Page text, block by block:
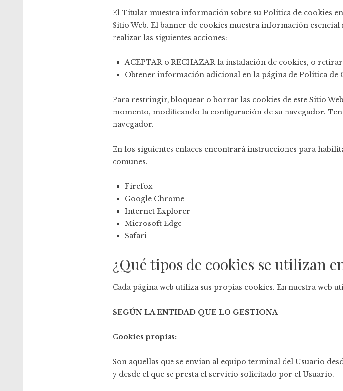
El Titular muestra información sobre su Política de cookies
Sitio Web. El banner de cookies muestra información
realizar las siguientes acciones:
ACEPTAR o RECHAZAR la instalación de cookies, o
Obtener información adicional en la página dePolítica de
Para restringir, bloquear o borrar las cookies de este Sitio
momento, modificando la configuración de su navegador.
navegador.
En los siguientes enlaces encontrará instrucciones para
comunes.
Firefox
Google Chrome
Internet Explorer
Microsoft Edge
Safari
¿Qué tipos de cookies se utilizan
Cada página web utiliza sus propias cookies. En nuestra web
SEGÚN LA ENTIDAD QUE LO GESTIONA
Cookies propias:
Son aquellas que se envían al equipo terminal del Usuario
y desde el que se presta el servicio solicitado por el Usuario.